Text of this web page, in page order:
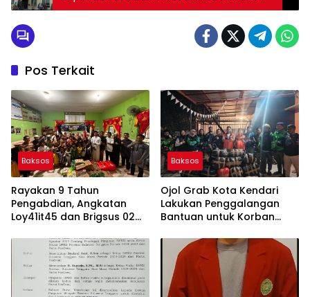
Selatan
Pos Terkait
Baksos
Rayakan 9 Tahun
Pengabdian, Angkatan
Loy41it45 dan Brigsus 02
Sosial
Baksos
Ojol Grab Kota Kendari
Lakukan Penggalangan
Bantuan untuk Korban
dan Aceh